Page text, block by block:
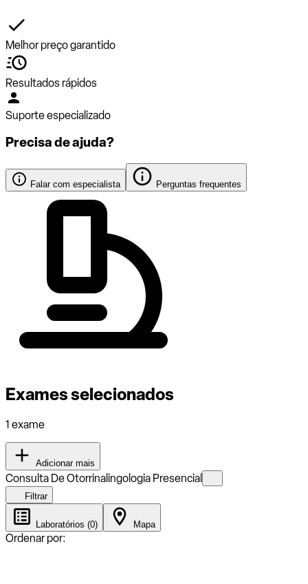
Melhor preço garantido
Resultados rápidos
Suporte especializado
Precisa de ajuda?
Falar com especialista Perguntas frequentes
Exames selecionados
1 exame
Adicionar mais
Consulta De Otorrinalingologia Presencial
Filtrar
Laboratórios (0) Mapa
Ordenar por: